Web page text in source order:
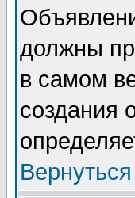
должны
в самом
создания